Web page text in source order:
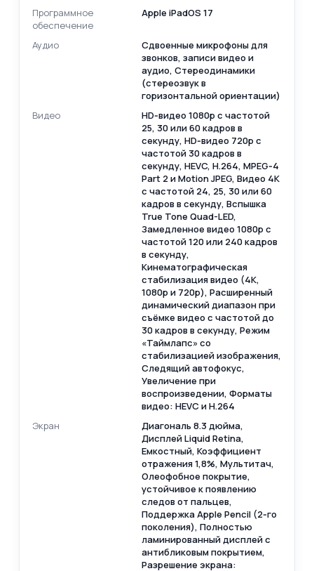
Программное
обеспечение
Apple iPadOS 17
Аудио
Сдвоенные микрофоны для
звонков, записи видео и
аудио, Стереодинамики
(стереозвук в
горизонтальной ориентации)
Видео
HD‑видео 1080p с частотой
25, 30 или 60 кадров в
секунду, HD‑видео 720p с
частотой 30 кадров в
секунду, HEVC, H.264, MPEG‑4
Part 2 и Motion JPEG, Видео 4K
с частотой 24, 25, 30 или 60
кадров в секунду, Вспышка
True Tone Quad-LED,
Замедленное видео 1080р с
частотой 120 или 240 кадров
в секунду,
Кинематографическая
стабилизация видео (4K,
1080p и 720p), Расширенный
динамический диапазон при
съёмке видео с частотой до
30 кадров в секунду, Режим
«Таймлапс» со
стабилизацией изображения,
Следящий автофокус,
Увеличение при
воспроизведении, Форматы
видео: HEVC и H.264
Экран
Диагональ 8.3 дюйма,
Дисплей Liquid Retina,
Емкостный, Коэффициент
отражения 1,8%, Мультитач,
Олеофобное покрытие,
устойчивое к появлению
следов от пальцев,
Поддержка Apple Pencil (2‑го
поколения), Полностью
ламинированный дисплей c
антибликовым покрытием,
Разрешение экрана: